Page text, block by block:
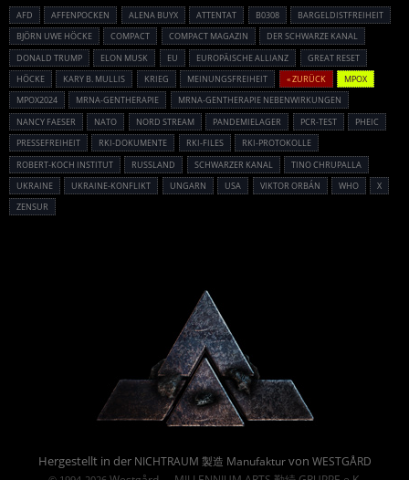
AFD AFFENPOCKEN ALENA BUYX ATTENTAT B0308
BARGELDISTFREIHEIT
BJÖRN UWE HÖCKE
COMPACT COMPACT MAGAZIN
DER SCHWARZE KANAL
DONALD TRUMP
ELON MUSK EU EUROPÄISCHE ALLIANZ
GREAT RESET
HÖCKE
KARY B. MULLIS KRIEG MEINUNGSFREIHEIT « ZURÜCK
MPOX
MPOX2024
MRNA-GENTHERAPIE
MRNA-GENTHERAPIE NEBENWIRKUNGEN
NANCY FAESER
NATO NORD STREAM PANDEMIELAGER PCR-TEST
PHEIC
PRESSEFREIHEIT
RKI-DOKUMENTE RKI-FILES
RKI-PROTOKOLLE
ROBERT-KOCH INSTITUT
RUSSLAND SCHWARZER KANAL
TINO CHRUPALLA
UKRAINE
UKRAINE-KONFLIKT UNGARN USA VIKTOR ORBÁN WHO
X
ZENSUR
Hergestellt in der NICHTRAUM 製造 Manufakturvon WESTGÅRD
Powered By :